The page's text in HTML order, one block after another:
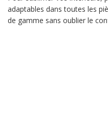
adaptables dans toutes les
de gamme sans oublier le